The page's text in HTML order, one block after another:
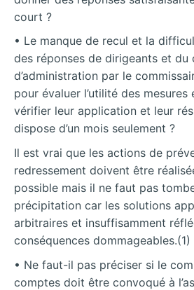
court ?
• Le manque de recul et la
des réponses de dirigeants et du
d’administration par le
pour évaluer l’utilité des mesures
vérifier leur application et leur
dispose d’un mois seulement ?
Il est vrai que les actions de
redressement doivent être
possible mais il ne faut pas
précipitation car les solutions
arbitraires et insuffisamment
conséquences dommageables.(1)
• Ne faut-il pas préciser si le
comptes doit être convoqué à